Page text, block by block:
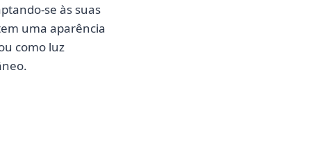
se às suas
uma aparência
como luz